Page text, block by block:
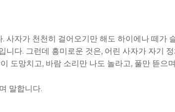
자가 천천히 걸어오기만 해도 하이에나 떼가
다. 그런데 흥미로운 것은, 어린 사자가 자기
도망치고, 바람 소리만 나도 놀라고, 풀만 뜯으
말합니다.